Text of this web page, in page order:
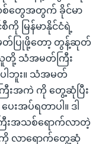
တွေအတွက် ခိုင်မာ
မြန်မာနိုင်ငံရဲ့
တ်ပြုဖို့တော့ တွန့်ဆုတ်
သူတို့ သံအမတ်ကြီး
ါဘူး။ သံအမတ်
းအကဲ ကို တွေ့ဆုံပြီး
အပ်ရတာပါ။ ဒါ
ြီးအသစ်ရောက်လာတဲ့
င်ကို လာရောက်တွေ့ဆုံ